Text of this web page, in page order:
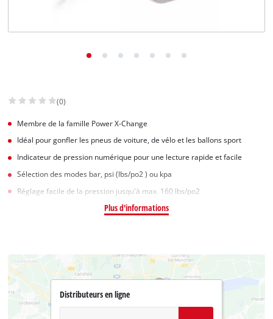
(0)
Membre de la famille Power X-Change
Idéal pour gonfler les pneus de voiture, de vélo et les ballons sport
Indicateur de pression numérique pour une lecture rapide et facile
Sélection des modes bar, psi (lbs/po2 ) ou kpa
Réglage facile de la pression jusqu'à max. 160 lbs/po2
Plus d'informations
Distributeurs en ligne